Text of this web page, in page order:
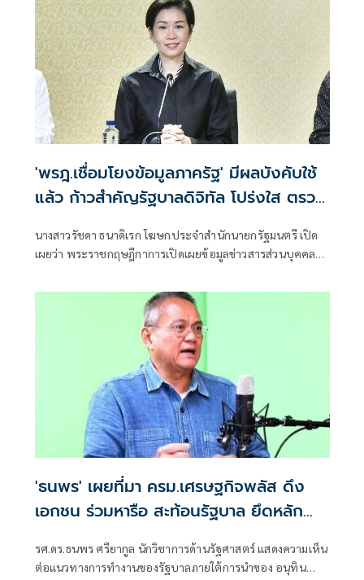
'พรฎ.เชื่อมโยงข้อมูลภาครัฐ' มีผลบังคับใช้
แล้ว ก้าวสำคัญรัฐบาลดิจิทัล โปร่งใส ตรวจ
นางสาวรัชดา ธนาดิเรก โฆษกประจำสำนักนายกรัฐมนตรี เปิด
เผยว่า พระราชกฤษฎีกาการเปิดเผยข้อมูลข่าวสารส่วนบุคคลที่
'ธนพร' เผยที่มา ครม.เศรษฐกิจพลัส ดึง
เอกชน ร่วมหารือ สะท้อนรัฐบาล ยึดหลัก
รศ.ดร.ธนพร ศรียากูล นักวิชาการด้านรัฐศาสตร์ แสดงความเห็น
ต่อแนวทางการทำงานของรัฐบาลภายใต้การนำของ อนุทิน